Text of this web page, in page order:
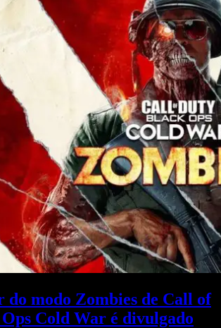
do modo Zombies de Call of
Cold War é divulgado